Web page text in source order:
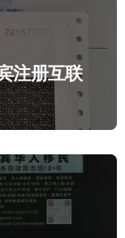
注册互联